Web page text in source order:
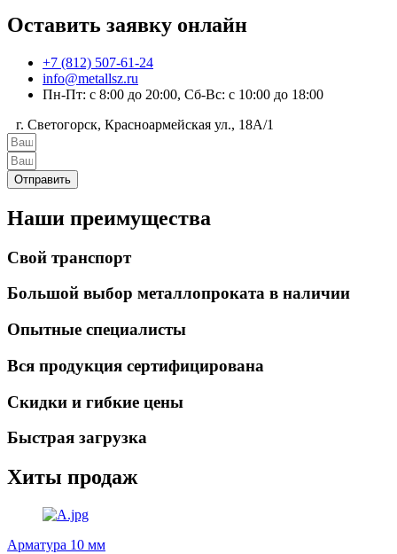
Оставить заявку онлайн
+7 (812) 507-61-24
info@metallsz.ru
Пн-Пт: с 8:00 до 20:00, Сб-Вс: с 10:00 до 18:00
г. Светогорск, Красноармейская ул., 18А/1
Отправить
Наши преимущества
Свой транспорт
Большой выбор металлопроката в наличии
Опытные специалисты
Вся продукция сертифицирована
Скидки и гибкие цены
Быстрая загрузка
Хиты продаж
Арматура 10 мм